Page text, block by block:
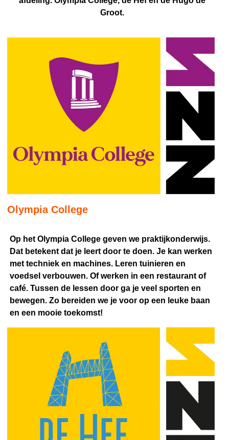
Groot.
Olympia College
Op het Olympia College geven we praktijkonderwijs.
Dat betekent dat je leert door te doen. Je kan werken
met techniek en machines. Leren tuinieren en
voedsel verbouwen. Of werken in een restaurant of
café. Tussen de lessen door ga je veel sporten en
bewegen. Zo bereiden we je voor op een leuke baan
en een mooie toekomst!